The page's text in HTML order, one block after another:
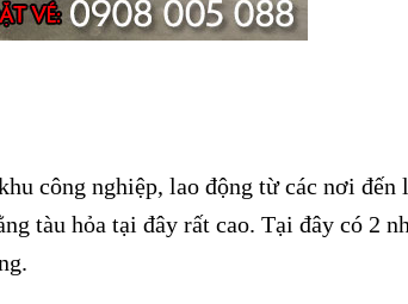
công nghiệp, lao động từ các nơi đến
tàu hỏa tại đây rất cao. Tại đây có 2